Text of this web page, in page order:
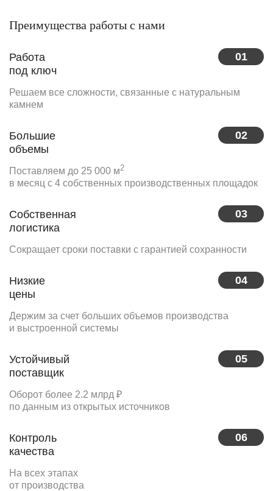
Преимущества работы с нами
01
Работа
под ключ
Решаем все сложности, связанные с натуральным
камнем
02
Большие
объемы
Поставляем до 25 000 м2
в месяц с 4 собственных производственных площадок
03
Собственная
логистика
Сокращает сроки поставки с гарантией сохранности
04
Низкие
цены
Держим за счет больших объемов производства
и выстроенной системы
05
Устойчивый
поставщик
Оборот более 2.2 млрд ₽
по данным из открытых источников
06
Контроль
качества
На всех этапах
от производства